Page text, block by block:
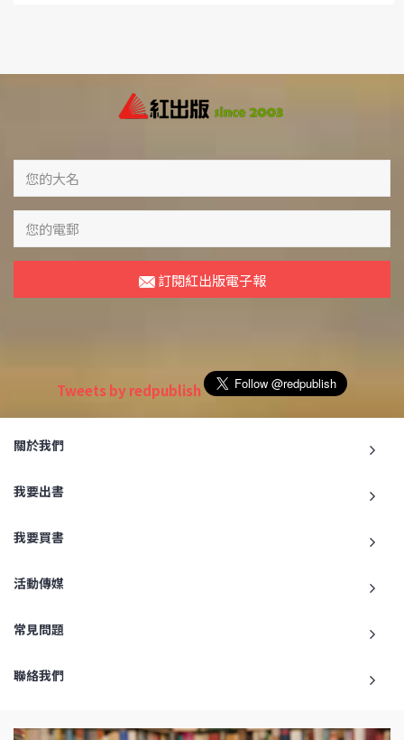
訂閱紅出版電子報
Tweets by redpublish
關於我們
我要出書
我要買書
活動傳媒
常見問題
聯絡我們